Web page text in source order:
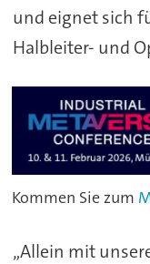
und eignet sich
Halbleiter- und
Kommen Sie zum
„Allein mit